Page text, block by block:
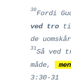
30Fordi
ved trotil
de
31Så ved
måde,
3:30-31